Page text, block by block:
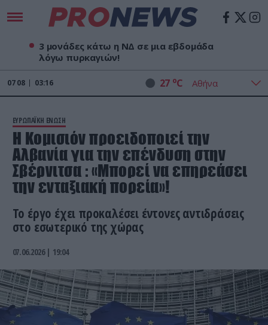
3 μονάδες κάτω η ΝΔ σε μια εβδομάδα
λόγω πυρκαγιών!
07 08 03:16 27 oC
ΕΥΡΩΠΑΪΚΗ ΕΝΩΣΗ
Η Κομισιόν προειδοποιεί την
Αλβανία για την επένδυση στην
Σβέρνιτσα : «Μπορεί να επηρεάσει
την ενταξιακή πορεία»!
Το έργο έχει προκαλέσει έντονες αντιδράσεις
στο εσωτερικό της χώρας
07.06.2026 | 19:04